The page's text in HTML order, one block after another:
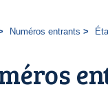
Numéros entrants